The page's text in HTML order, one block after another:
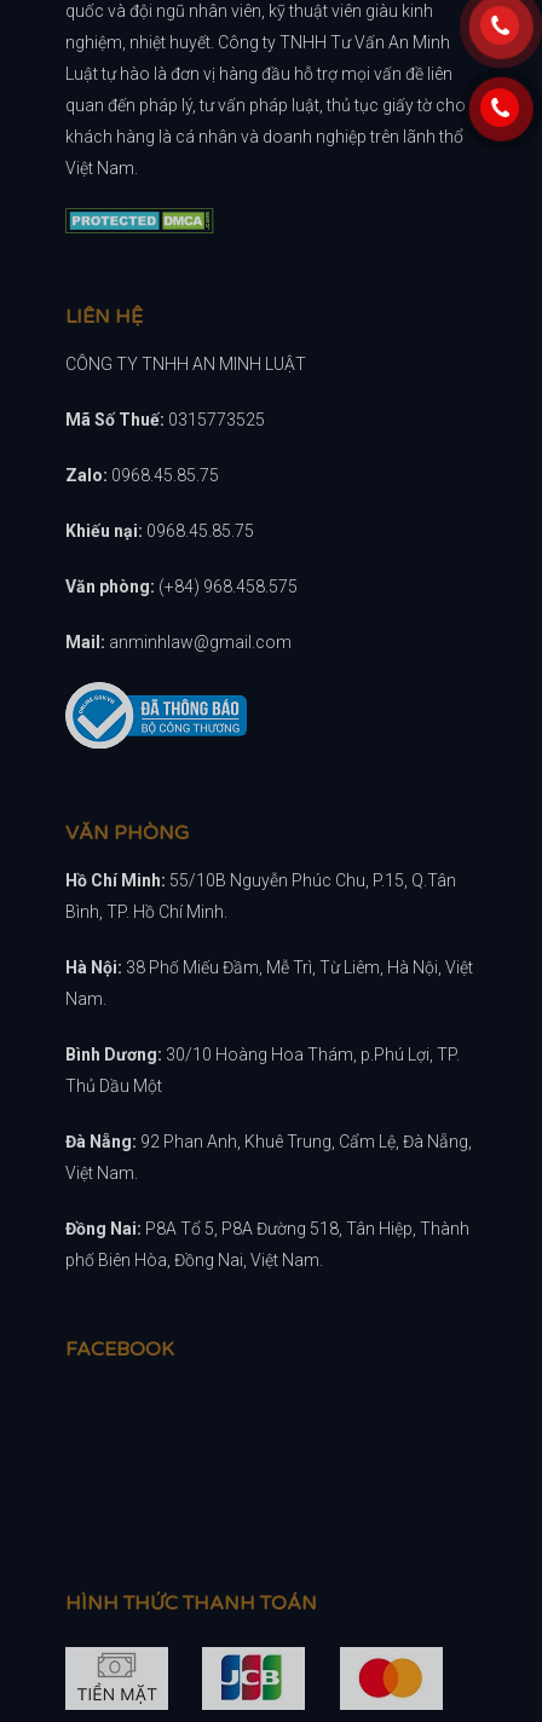
quốc và đội ngũ nhân viên, kỹ thuật viên giàu kinh
nghiệm, nhiệt huyết. Công ty TNHH Tư Vấn An Minh
Luật tự hào là đơn vị hàng đầu hỗ trợ mọi vấn đề liên
quan đến pháp lý, tư vấn pháp luật, thủ tục giấy tờ cho
khách hàng là cá nhân và doanh nghiệp trên lãnh thổ
Việt Nam.
LIÊN HỆ
CÔNG TY TNHH AN MINH LUẬT
Mã Số Thuế: 0315773525
Zalo: 0968.45.85.75
Khiếu nại: 0968.45.85.75
Văn phòng: (+84) 968.458.575
Mail: anminhlaw@gmail.com
VĂN PHÒNG
Hồ Chí Minh: 55/10B Nguyễn Phúc Chu, P.15, Q.Tân
Bình, TP. Hồ Chí Minh.
Hà Nội: 38 Phố Miếu Đầm, Mễ Trì, Từ Liêm, Hà Nội, Việt
Nam.
Bình Dương: 30/10 Hoàng Hoa Thám, p.Phú Lợi, TP.
Thủ Dầu Một
Đà Nẵng: 92 Phan Anh, Khuê Trung, Cẩm Lệ, Đà Nẵng,
Việt Nam.
Đồng Nai: P8A Tổ 5, P8A Đường 518, Tân Hiệp, Thành
phố Biên Hòa, Đồng Nai, Việt Nam.
FACEBOOK
HÌNH THỨC THANH TOÁN